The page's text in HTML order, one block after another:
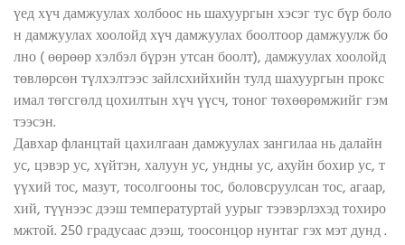
үед хүч дамжуулах холбоос нь шахуургын хэсэг тус бүр боло
н дамжуулах хоолойд хүч дамжуулах боолтоор дамжуулж бо
лно ( өөрөөр хэлбэл бүрэн утсан боолт), дамжуулах хоолойд
төвлөрсөн түлхэлтээс зайлсхийхийн тулд шахуургын прокс
имал төгсгөлд цохилтын хүч үүсч, тоног төхөөрөмжийг гэм
тээсэн.
Давхар фланцтай цахилгаан дамжуулах зангилаа нь далайн
ус, цэвэр ус, хүйтэн, халуун ус, ундны ус, ахуйн бохир ус, т
үүхий тос, мазут, тосолгооны тос, боловсруулсан тос, агаар,
хий, түүнээс дээш температуртай уурыг тээвэрлэхэд тохиро
мжтой. 250 градусаас дээш, тоосонцор нунтаг гэх мэт дунд .